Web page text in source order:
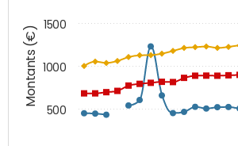
Montants (€)
500
1000
1500